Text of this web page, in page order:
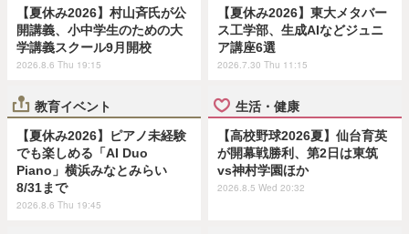
【夏休み2026】村山斉氏が公
開講義、小中学生のための大
学講義スクール9月開校
2026.8.6 Thu 19:15
【夏休み2026】東大メタバー
ス工学部、生成AIなどジュニ
ア講座6選
2026.7.30 Thu 11:15
教育イベント
【夏休み2026】ピアノ未経験
でも楽しめる「AI Duo
Piano」横浜みなとみらい
8/31まで
2026.8.6 Thu 19:45
生活・健康
【高校野球2026夏】仙台育英
が開幕戦勝利、第2日は東筑
vs神村学園ほか
2026.8.5 Wed 20:32